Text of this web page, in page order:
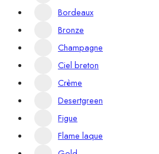
Bordeaux
Bronze
Champagne
Ciel breton
Crème
Desertgreen
Figue
Flame laque